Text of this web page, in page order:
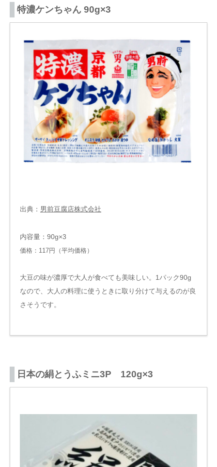
特濃ケンちゃん 90g×3
出典： 男前豆腐店株式会社
内容量：90g×3
価格：117円（平均価格）
大豆の味が濃厚で大人が食べても美味しい。1パック90g
なので、大人の料理に使うときに取り分けて与えるのが良
さそうです。
日本の絹とうふミニ3P 120g×3